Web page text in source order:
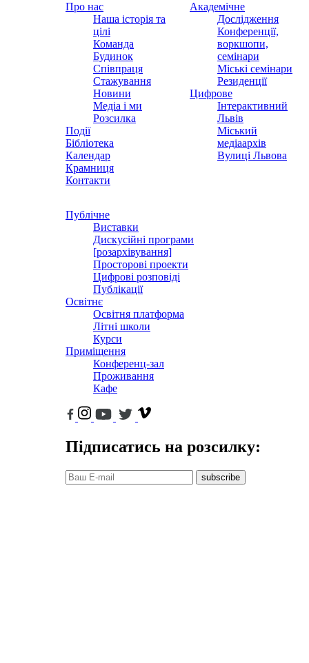
Про нас
Наша історія та
цілі
Команда
Будинок
Співпраця
Стажування
Новини
Медіа і ми
Розсилка
Події
Бібліотека
Календар
Крамниця
Контакти
Академічне
Дослідження
Конференції,
воркшопи,
семінари
Міські семінари
Резиденції
Цифрове
Інтерактивний
Львів
Міський
медіаархів
Вулиці Львова
Публічне
Виставки
Дискусійні програми
[розархівування]
Просторові проекти
Цифрові розповіді
Публікації
Освітнє
Освітня платформа
Літні школи
Курси
Приміщення
Конференц-зал
Проживання
Кафе
Підписатись на розсилку:
subscribe